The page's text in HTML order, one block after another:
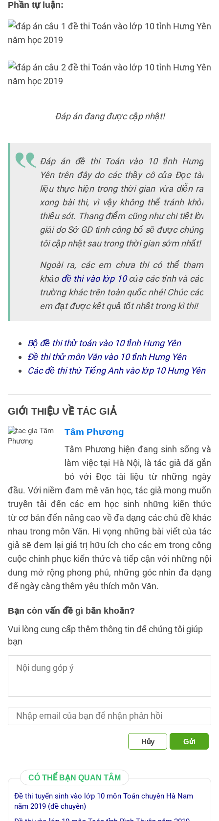
Phần tự luận:
Đáp án đang được cập nhật!
Đáp án đề thi Toán vào 10 tỉnh Hưng
Yên trên đây do các thầy cô của Đọc tài
liệu thực hiện trong thời gian vừa diễn ra
xong bài thi, vì vậy không thể tránh khỏi
thiếu sót. Thang điểm cũng như chi tiết lời
giải do Sở GD tỉnh công bố sẽ được chúng
tôi cập nhật sau trong thời gian sớm nhất!
Ngoài ra, các em chưa thi có thể tham
khảo đề thi vào lớp 10của các tỉnh và các
trường khác trên toàn quốc nhé! Chúc các
em đạt được kết quả tốt nhất trong kì thi!
Bộ đề thi thử toán vào 10 tỉnh Hưng Yên
Đề thi thử môn Văn vào 10 tỉnh Hưng Yên
Các đề thi thử Tiếng Anh vào lớp 10 Hưng Yên
GIỚI THIỆU VỀ TÁC GIẢ
Tâm Phương
Tâm Phương hiện đang sinh sống và
làm việc tại Hà Nội, là tác giả đã gắn
bó với Đọc tài liệu từ những ngày
đầu. Với niềm đam mê văn học, tác giả mong muốn
truyền tải đến các em học sinh những kiến thức
từ cơ bản đến nâng cao về đa dạng các chủ đề khác
nhau trong môn Văn. Hi vọng những bài viết của tác
giả sẽ đem lại giá trị hữu ích cho các em trong công
cuộc chinh phục kiến thức và tiếp cận với những nội
dung mở rộng phong phú, những góc nhìn đa dạng
để ngày càng thêm yêu thích môn Văn.
Bạn còn vấn đề gì băn khoăn?
Vui lòng cung cấp thêm thông tin để chúng tôi giúp
bạn
Hủy Gửi
CÓ THỂ BẠN QUAN TÂM
Đề thi tuyển sinh vào lớp 10 môn Toán chuyên Hà Nam
năm 2019 (đề chuyên)